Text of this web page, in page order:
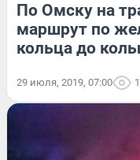
По Омску на
маршрут по
кольца до
29 июля, 2019, 07:00